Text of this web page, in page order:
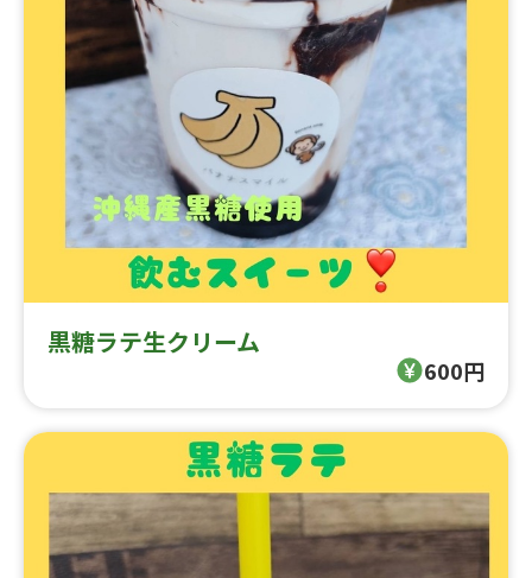
黒糖ラテ生クリーム
600円